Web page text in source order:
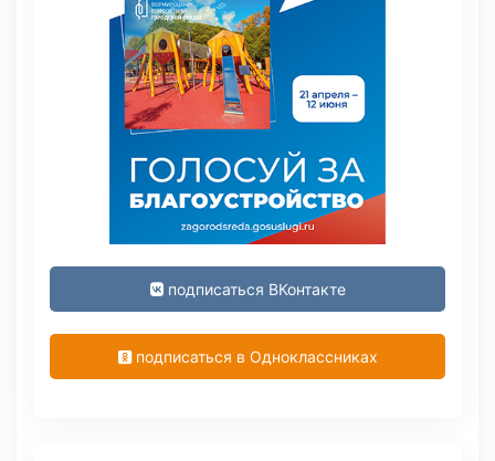
подписаться ВКонтакте
подписаться в Одноклассниках